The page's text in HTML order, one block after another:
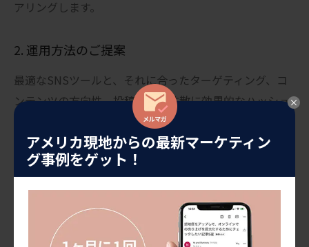
アメリカ現地からの最新マーケティン
グ事例をゲット！
アリングします。
2. 運用方法のご提案
最適なSNSツールと、それに合ったターゲティング、コ
ンテンツの方向性、投稿頻度、拡散に効果的なハッシュ
タグ等をSNS運用方針をご提案します。
3. SNSアカウントの作成
プロフィール設定など、SNSに合わせた初期設定を代行